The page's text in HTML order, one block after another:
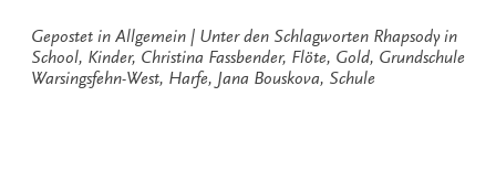
Gepostet in Allgemein Unter den Schlagworten Rhapsody in
School, Kinder, Christina Fassbender, Flöte, Gold, Grundschule
Warsingsfehn-West, Harfe, Jana Bouskova, Schule